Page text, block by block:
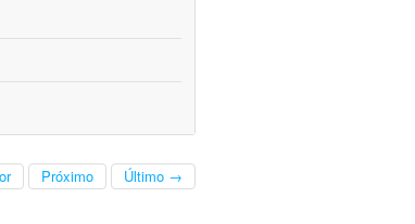
Próximo Último →